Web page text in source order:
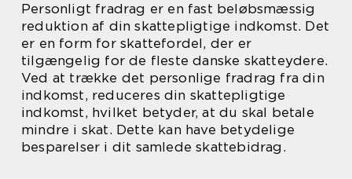
Personligt fradrag er en fast beløbsmæssig
reduktion af din skattepligtige indkomst. Det
er en form for skattefordel, der er
tilgængelig for de fleste danske skatteydere.
Ved at trække det personlige fradrag fra din
indkomst, reduceres din skattepligtige
indkomst, hvilket betyder, at du skal betale
mindre i skat. Dette kan have betydelige
besparelser i dit samlede skattebidrag.